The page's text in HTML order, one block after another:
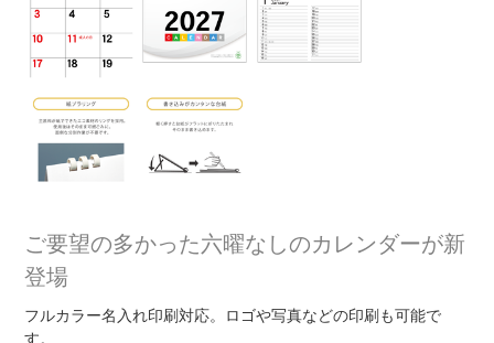
ご要望の多かった六曜なしのカレンダーが新
登場
フルカラー名入れ印刷対応。ロゴや写真などの印刷も可能で
す。